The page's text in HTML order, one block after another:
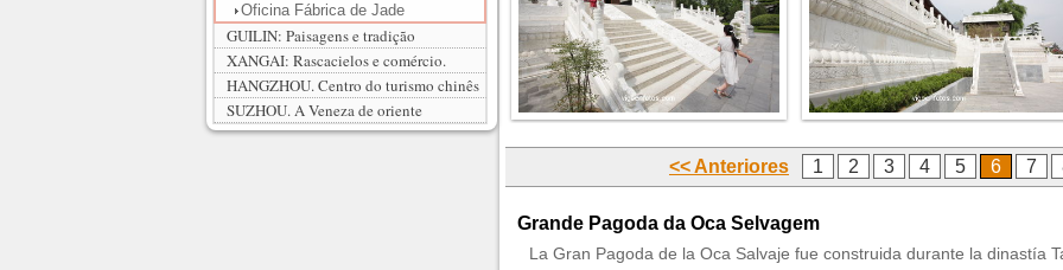
<< Anteriores 1 2 3 4 5 6 7
Grande Pagoda da Oca Selvagem
La Gran Pagoda de la Oca Salvaje fue construida durante la dinastía
Oficina Fábrica de Jade
GUILIN: Paisagens e tradição
XANGAI: Rascacielos e comércio.
HANGZHOU. Centro do turismo chinês
SUZHOU. A Veneza de oriente